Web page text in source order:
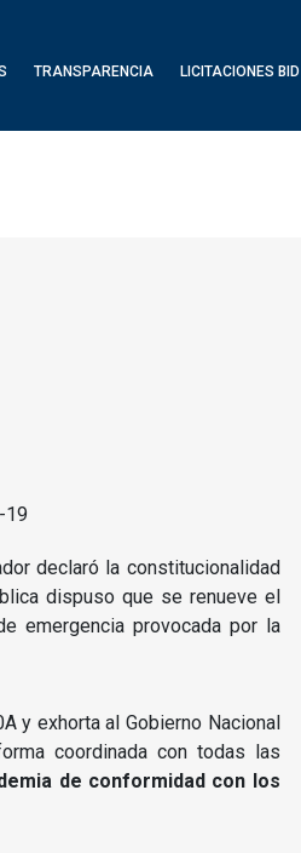
TRANSPARENCIA LICITACIONES BID
declaró la constitucionalidad
dispuso que se renueve el
emergencia provocada por la
y exhorta al Gobierno Nacional
coordinada con todas las
de conformidad con los